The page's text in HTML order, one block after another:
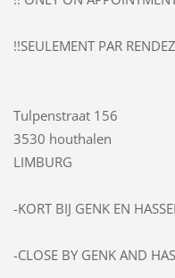
!!SEULEMENT PAR
Tulpenstraat 156
3530 houthalen
LIMBURG
-KORT BIJ GENK EN
-CLOSE BY GENK AND